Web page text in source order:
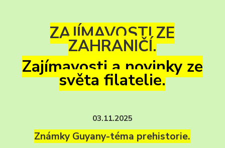
ZAJÍMAVOSTI ZE
ZAHRANIČÍ.
Zajímavosti a novinky ze
světa filatelie.
03.11.2025
Známky Guyany-téma prehistorie.